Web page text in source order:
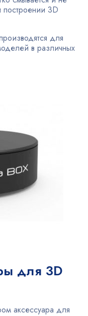
построении 3D
для
в различных
для 3D
аксессуара для